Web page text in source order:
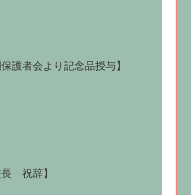
護者会より記念品授与】
長 祝辞】